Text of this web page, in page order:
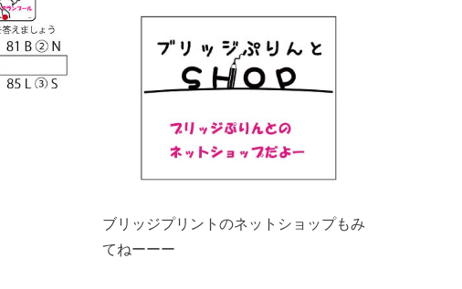
ブリッジプリントのネットショップもみ
てねーーー